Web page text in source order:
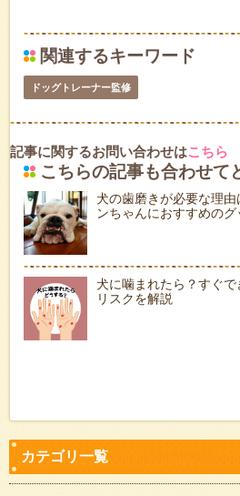
関連するキーワード
ドッグトレーナー監修
記事に関するお問い合わせはこちら
こちらの記事も合わせて
犬の歯磨きが必要な理
ンちゃんにおすすめのグ
犬に噛まれたら？すぐ
リスクを解説